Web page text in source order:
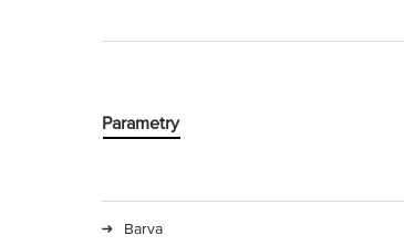
Parametry
Barva